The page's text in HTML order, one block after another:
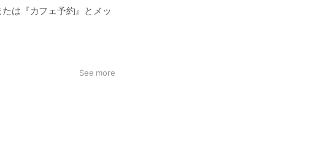
は『カフェ予約』とメッ
See more